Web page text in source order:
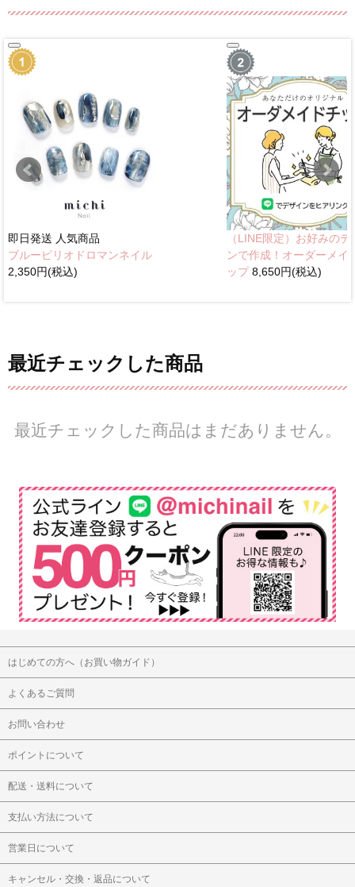
即日発送 人気商品
ブルーピリオドロマンネイル
2,350円(税込)
（LINE限定）お好みのデ
ンで作成！オーダーメイ
ップ8,650円(税込)
最近チェックした商品
最近チェックした商品はまだありません。
はじめての方へ（お買い物ガイド）
よくあるご質問
お問い合わせ
ポイントについて
配送・送料について
支払い方法について
営業日について
キャンセル・交換・返品について